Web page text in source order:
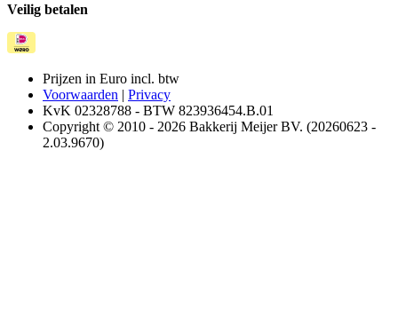
Veilig betalen
Prijzen in Euro incl. btw
Voorwaarden | Privacy
KvK 02328788 - BTW 823936454.B.01
Copyright © 2010 - 2026 Bakkerij Meijer BV. (20260623 -
2.03.9670)